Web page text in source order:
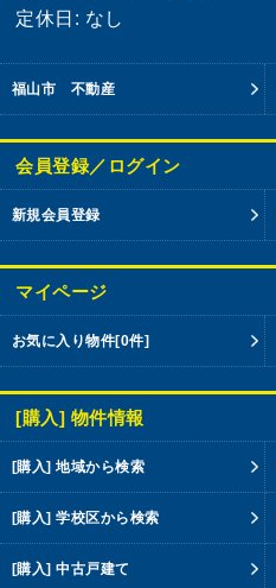
定休日: なし
福山市 不動産
会員登録／ログイン
新規会員登録
マイページ
お気に入り物件[0件]
[購入] 物件情報
[購入] 地域から検索
[購入] 学校区から検索
[購入] 中古戸建て